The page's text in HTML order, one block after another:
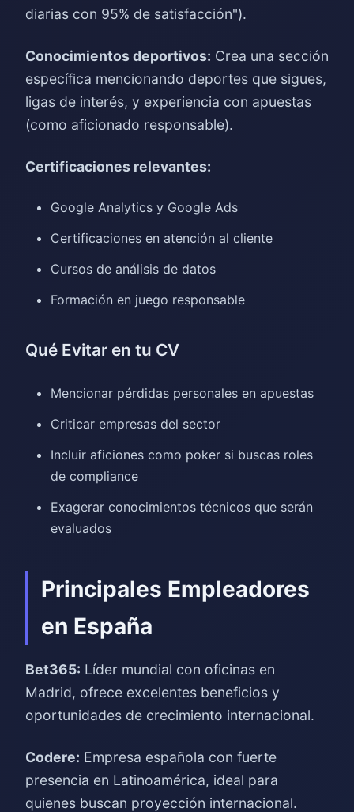
diarias con 95% de satisfacción").
Conocimientos deportivos: Crea una sección
específica mencionando deportes que sigues,
ligas de interés, y experiencia con apuestas
(como aficionado responsable).
Certificaciones relevantes:
Google Analytics y Google Ads
Certificaciones en atención al cliente
Cursos de análisis de datos
Formación en juego responsable
Qué Evitar en tu CV
Mencionar pérdidas personales en apuestas
Criticar empresas del sector
Incluir aficiones como poker si buscas roles
de compliance
Exagerar conocimientos técnicos que serán
evaluados
Principales Empleadores
en España
Bet365: Líder mundial con oficinas en
Madrid, ofrece excelentes beneficios y
oportunidades de crecimiento internacional.
Codere: Empresa española con fuerte
presencia en Latinoamérica, ideal para
quienes buscan proyección internacional.